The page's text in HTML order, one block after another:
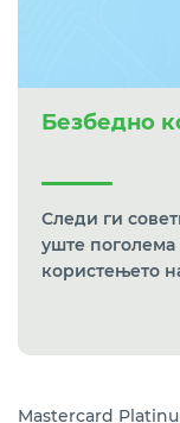
Безбедно
Следи ги
уште
користењето
Mastercard